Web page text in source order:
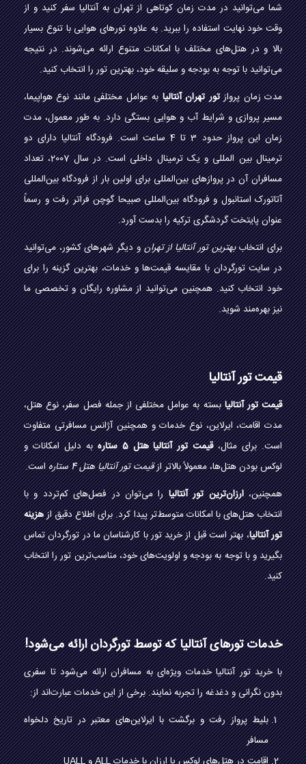
شما می‌توانید در مدت زمان کوتاهی از تهران به آنتالیا سفر کنید و از
وقت خود نهایت استفاده را ببرید. به علاوه تورهای هوایی با تنوع بسیار
بالا و در هتل‌های مختلف با امکانات متنوع ارائه می‌شوند. در نتیجه
می‌توانید با توجه به بودجه و سلیقه خود، بهترین تور را انتخاب کنید.
مدت زمان پروازتور تهران آنتالیابه عوامل مختلفی مانند نوع هواپیما،
مسیر پروازی و شرایط آب و هوایی بستگی دارد. به طور معمول، مدت
زمان این پرواز حدود 3 تا 4 ساعت است. فرودگاه آنتالیا دارای دو
ترمینال بین المللی و یک ترمینال داخلی است. در سال 2007، تعداد
مسافران آن در پروازهای بین‌المللی برای اولین بار از فرودگاه بین‌المللی
آتاتورک استانبول و فرودگاه بین‌المللی صبیحا گوچن فراتر رفت و رسماً
عنوان پایتخت گردشگری ترکیه را بدست آورد.
برای انتخاببهترین تور آنتالیا از تهرانو دیگر شهرهای کشور، می‌توانید
در سایت تورگردان با مقایسه قیمت‌ها و خدمات، بهترین گزینه را برای
خود انتخاب کنید. همچنین می‌توانید از مشاوره رایگان و تخصصی ما
نیز بهره‌مند شوید.
قیمت تور آنتالیا
قیمت تور آنتالیابسته به عوامل مختلفی از جمله فصل سفر، نوع هتل،
مدت اقامت، ایرلاین، نوع خدمات و همچنین آژانس مسافرتی متفاوت
است. برای مثال،قیمت تور آنتالیا هتل 5 ستاره
به دلیل امکانات و
لوکس بودن هتل‌ها، معمولاً بالاتر ازقیمت تور آنتالیا هتل 4 ستاره
است.
همچنین،ارزان‌ترین تور آنتالیارا می‌توان در فصل‌های کم‌تردد و با
انتخاب هتل‌های با امکانات متوسط‌تر پیدا کرد. برای اطلاع دقیق ازهزینه
تور آنتالیا، بهتر است قبل از خرید تور با کارشناسان ما در تورگردان تماس
بگیرید و با توجه به بودجه و اولویت‌های خود، مناسب‌ترین تور را انتخاب
کنید.
خدمات تورهای آنتالیا که توسط تورگردان ارائه می‌شود!
با خرید تور آنتالیا خدمات ویژه‌ای به مسافران ارائه می‌شود تا سفری
بدون نگرانی و دغدغه را تجربه نمایند. برخی از این خدمات عبارت‌اند از:
بلیط پرواز رفت و برگشت با ایرلاین‌های معتبر در تاریخ دلخواه
مسافر